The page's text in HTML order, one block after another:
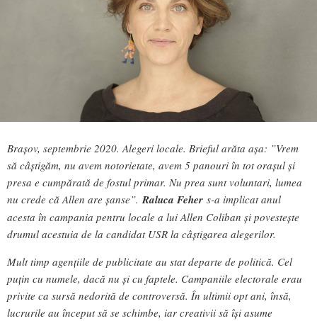
Brașov, septembrie 2020. Alegeri locale. Brieful arăta așa: ”Vrem
să câștigăm, nu avem notorietate, avem 5 panouri în tot orașul și
presa e cumpărată de fostul primar. Nu prea sunt voluntari, lumea
nu crede că Allen are șanse”.Raluca Feher s-a implicat anul
acesta în campania pentru locale a lui Allen Coliban și povestește
drumul acestuia de la candidat USR la câștigarea alegerilor.
Mult timp agențiile de publicitate au stat departe de politică. Cel
puțin cu numele, dacă nu și cu faptele. Campaniile electorale erau
privite ca sursă nedorită de controversă. În ultimii opt ani, însă,
lucrurile au început să se schimbe, iar creativii să își asume